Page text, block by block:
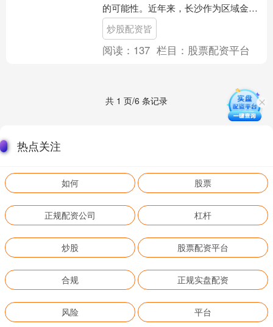
的可能性。近年来，长沙作为区域金融
中心，其股票配资市场逐渐发展，合规
杠杆与低息优势成为投资者....
炒股配资皆
阅读： 137 栏目： 股票配资平台
共 1 页/6 条记录
热点关注
如何 股票
正规配资公司 杠杆
炒股 股票配资平台
合规 正规实盘配资
风险 平台